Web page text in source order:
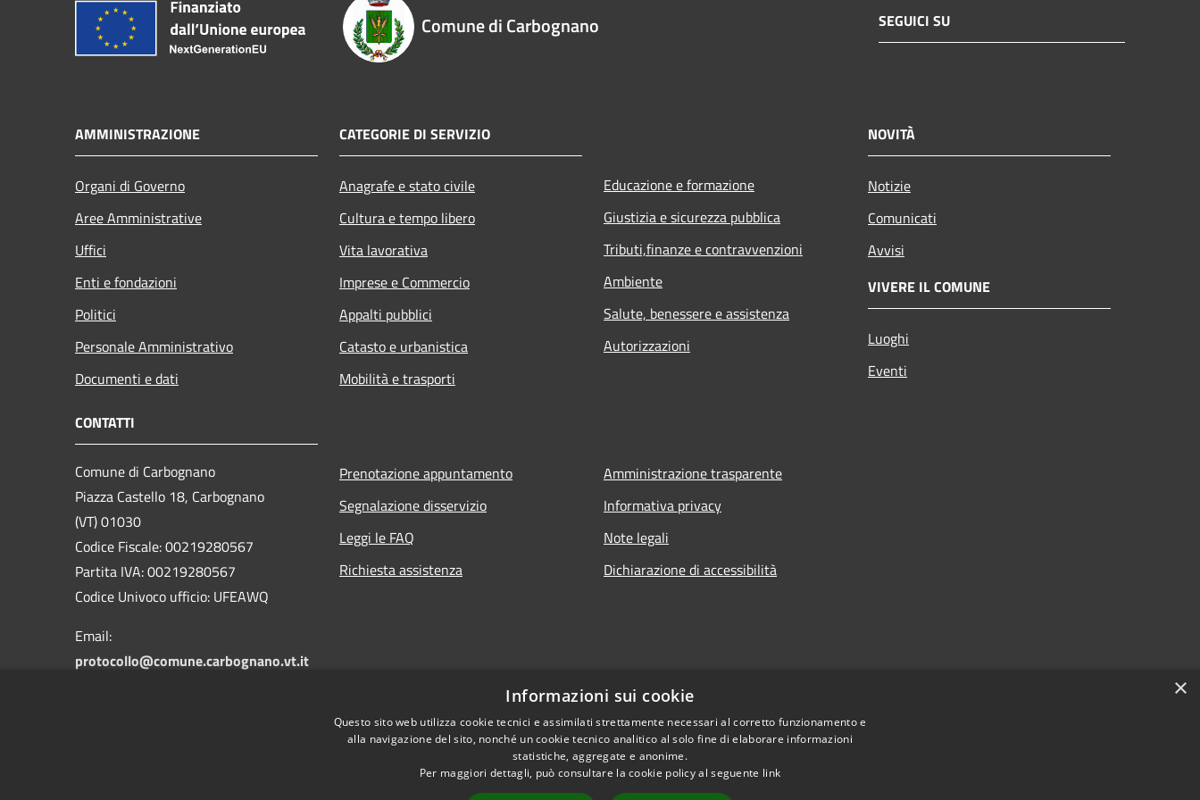
Comune di Carbognano SEGUICI SU
AMMINISTRAZIONE
Organi di Governo
Aree Amministrative
Uffici
Enti e fondazioni
Politici
Personale Amministrativo
Documenti e dati
CATEGORIE DI SERVIZIO
Anagrafe e stato civile
Cultura e tempo libero
Vita lavorativa
Imprese e Commercio
Appalti pubblici
Catasto e urbanistica
Mobilità e trasporti
Educazione e formazione
Giustizia e sicurezza pubblica
Tributi,finanze e contravvenzioni
Ambiente
Salute, benessere e assistenza
Autorizzazioni
NOVITÀ
Notizie
Comunicati
Avvisi
VIVERE IL COMUNE
Luoghi
Eventi
CONTATTI
Comune di Carbognano
Piazza Castello 18, Carbognano
(VT) 01030
Codice Fiscale: 00219280567
Partita IVA: 00219280567
Codice Univoco ufficio: UFEAWQ
Email:
protocollo@comune.carbognano.vt.it
Prenotazione appuntamento
Segnalazione disservizio
Leggi le FAQ
Richiesta assistenza
Amministrazione trasparente
Informativa privacy
Note legali
Dichiarazione di accessibilità
×
Informazioni sui cookie
Questo sito web utilizza cookie tecnici e assimilati strettamente necessari al corretto funzionamento e
alla navigazione del sito, nonché un cookie tecnico analitico al solo fine di elaborare informazioni
statistiche, aggregate e anonime.
Per maggiori dettagli, può consultare la cookie policy al seguente link